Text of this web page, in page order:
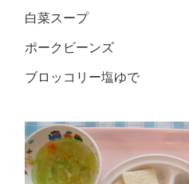
白菜スープ
ポークビーンズ
ブロッコリー塩ゆで